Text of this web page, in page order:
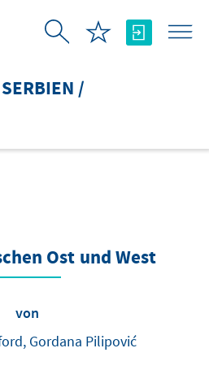
/
Ost und West
von
Gordana Pilipović